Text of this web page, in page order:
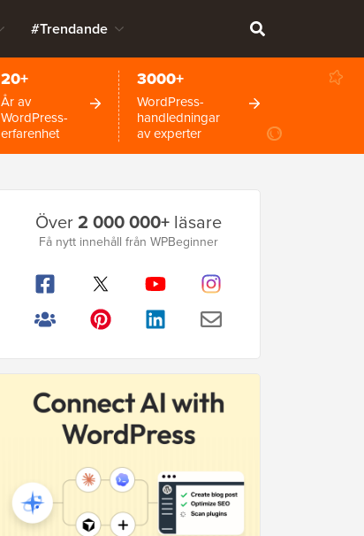
#Trendande
20+
År av
WordPress-
erfarenhet
3000+
WordPress-
handledningar
av experter
Primär
sidofält
Över2 000 000+läsare
Få nytt innehåll från WPBeginner